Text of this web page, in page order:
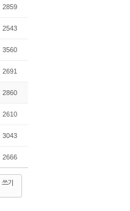
2859
2543
3560
2691
2860
2610
3043
2666
쓰기